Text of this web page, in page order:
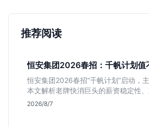
推荐阅读
恒安集团2026春招：千帆计划值
恒安集团2026春招“千帆计划”启动，
本文解析老牌快消巨头的薪资稳定性
策链条长的局限，帮你判断是否值得投
2026/8/7